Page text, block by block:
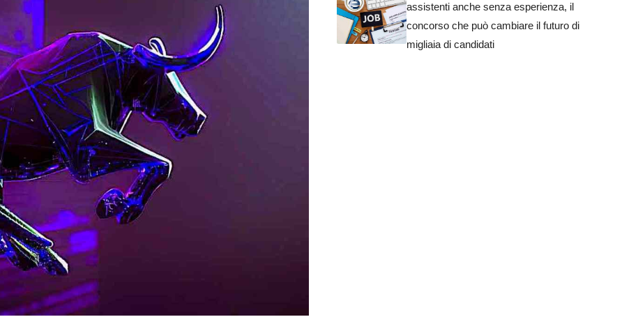
assistenti anche senza esperienza, il
concorso che può cambiare il futuro di
migliaia di candidati